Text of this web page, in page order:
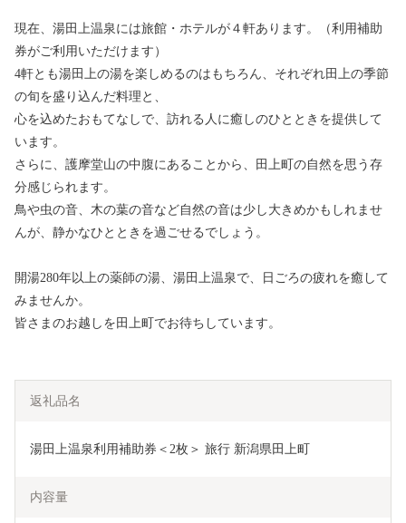
現在、湯田上温泉には旅館・ホテルが４軒あります。（利用補助
券がご利用いただけます）
4軒とも湯田上の湯を楽しめるのはもちろん、それぞれ田上の季節
の旬を盛り込んだ料理と、
心を込めたおもてなしで、訪れる人に癒しのひとときを提供して
います。
さらに、護摩堂山の中腹にあることから、田上町の自然を思う存
分感じられます。
鳥や虫の音、木の葉の音など自然の音は少し大きめかもしれませ
んが、静かなひとときを過ごせるでしょう。
開湯280年以上の薬師の湯、湯田上温泉で、日ごろの疲れを癒して
みませんか。
皆さまのお越しを田上町でお待ちしています。
返礼品名
湯田上温泉利用補助券＜2枚＞ 旅行 新潟県田上町
内容量